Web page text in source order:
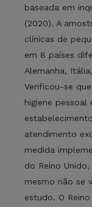
baseada em
(2020). A
clínicas de
em 8 países
Alemanha,
Verificou-se
higiene
atendimento
medida
do Reino
mesmo não se
estudo. O